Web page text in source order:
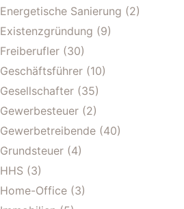
Energetische Sanierung (2)
Existenzgründung (9)
Freiberufler (30)
Geschäftsführer (10)
Gesellschafter (35)
Gewerbesteuer (2)
Gewerbetreibende (40)
Grundsteuer (4)
HHS (3)
Home-Office (3)